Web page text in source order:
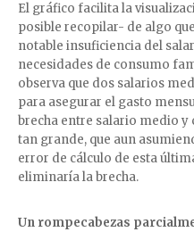
El gráfico facilita la
posible recopilar- de algo
notable insuficiencia del
necesidades de consumo
observa que dos salarios
para asegurar el gasto
brecha entre salario medio y
tan grande, que aun
error de cálculo de esta
eliminaría la brecha.
Un rompecabezas